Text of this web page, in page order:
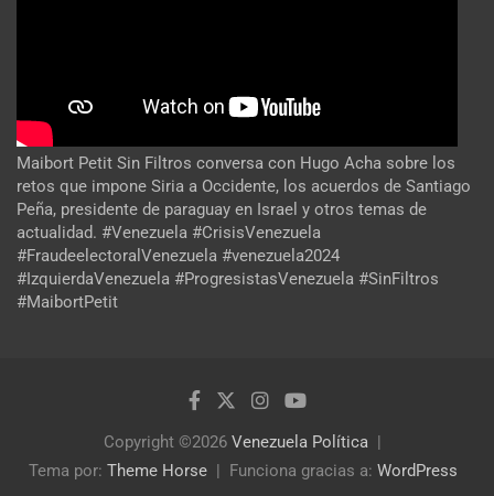
Maibort Petit Sin Filtros conversa con Hugo Acha sobre los
retos que impone Siria a Occidente, los acuerdos de Santiago
Peña, presidente de paraguay en Israel y otros temas de
actualidad. #Venezuela #CrisisVenezuela
#FraudeelectoralVenezuela #venezuela2024
#IzquierdaVenezuela #ProgresistasVenezuela #SinFiltros
#MaibortPetit
Copyright ©2026 Venezuela Política
Tema por: Theme Horse Funciona gracias a: WordPress